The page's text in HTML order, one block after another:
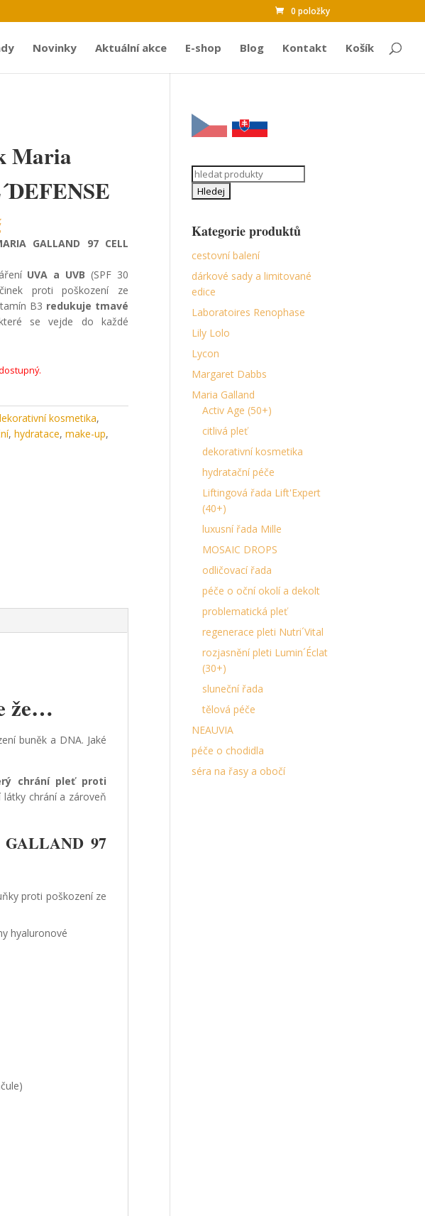
0 položky
Novinky Aktuální akce E-shop Blog Kontakt Košík
Maria
GALLAND 97 CELL
UVA a UVB (SPF 30
proti poškození ze
B3 redukuje tmavé
se vejde do každé
kosmetika,
,hydratace,make-up,
že…
buněk a DNA. Jaké
chrání pleť proti
látky chrání a zároveň
97
proti poškození ze
hyaluronové
Search
for:
Kategorie produktů
cestovní balení
dárkové sady a limitované
edice
Laboratoires Renophase
Lily Lolo
Lycon
Margaret Dabbs
Maria Galland
Activ Age (50+)
citlivá pleť
dekorativní kosmetika
hydratační péče
Liftingová řada Lift'Expert
(40+)
luxusní řada Mille
MOSAIC DROPS
odličovací řada
péče o oční okolí a dekolt
problematická pleť
regenerace pleti Nutri´Vital
rozjasnění pleti Lumin´Éclat
(30+)
sluneční řada
tělová péče
NEAUVIA
péče o chodidla
séra na řasy a obočí